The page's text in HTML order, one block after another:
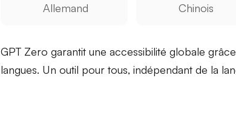
Allemand Chinois
GPT Zero garantit une accessibilité globale
langues. Un outil pour tous, indépendant de la